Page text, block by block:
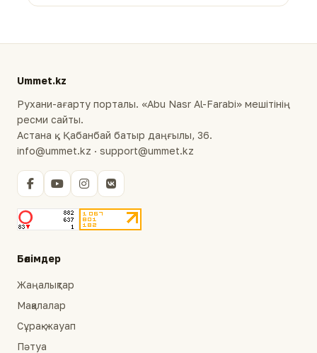
Ummet.kz
Рухани-ағарту порталы. «Abu Nasr Al-Farabi» мешітінің
ресми сайты.
Астана қ., Қабанбай батыр даңғылы, 36.
info@ummet.kz · support@ummet.kz
Бөлімдер
Жаңалықтар
Мақалалар
Сұрақ-жауап
Пәтуа